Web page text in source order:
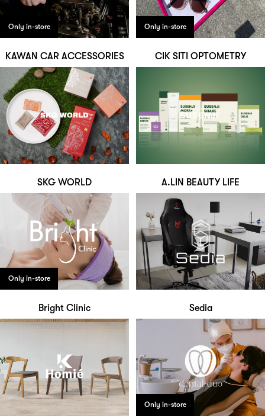
Only in-store
KAWAN CAR ACCESSORIES
Only in-store
CIK SITI OPTOMETRY
SKG WORLD A.LIN BEAUTY LIFE
Only in-store
Bright Clinic Sedia
Only in-store